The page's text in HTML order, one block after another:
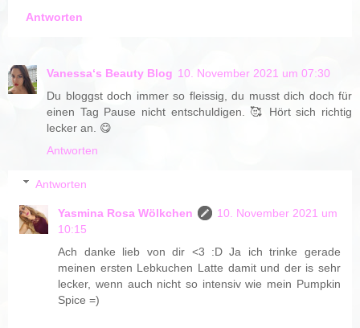
Antworten
Vanessa‘s Beauty Blog 10. November 2021 um 07:30
Du bloggst doch immer so fleissig, du musst dich doch für
einen Tag Pause nicht entschuldigen. 🥰 Hört sich richtig
lecker an. 😋
Antworten
Antworten
Yasmina Rosa Wölkchen
10. November 2021 um
10:15
Ach danke lieb von dir <3 :D Ja ich trinke gerade
meinen ersten Lebkuchen Latte damit und der is sehr
lecker, wenn auch nicht so intensiv wie mein Pumpkin
Spice =)